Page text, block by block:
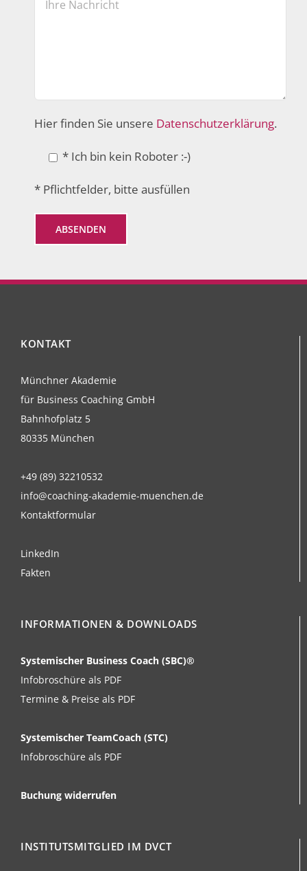
Hier finden Sie unsere Datenschutzerklärung.
* Ich bin kein Roboter :-)
* Pflichtfelder, bitte ausfüllen
KONTAKT
Münchner Akademie
für Business Coaching GmbH
Bahnhofplatz 5
80335 München
+49 (89) 32210532
info@coaching-akademie-muenchen.de
Kontaktformular
LinkedIn
Fakten
INFORMATIONEN & DOWNLOADS
Systemischer Business Coach (SBC)®
Infobroschüre als PDF
Termine & Preise als PDF
Systemischer TeamCoach (STC)
Infobroschüre als PDF
Buchung widerrufen
INSTITUTSMITGLIED IM DVCT